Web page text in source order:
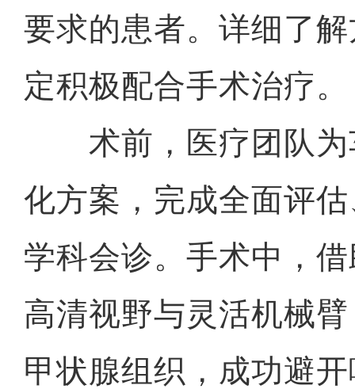
要求的患者。详细了
定积极配合手术治疗。
术前，医疗团队为
化方案，完成全面评
学科会诊。手术中，
高清视野与灵活机械
甲状腺组织，成功避